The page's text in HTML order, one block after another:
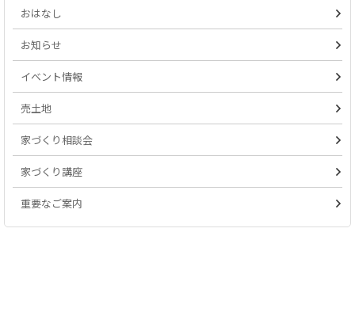
おはなし
お知らせ
イベント情報
売土地
家づくり相談会
家づくり講座
重要なご案内